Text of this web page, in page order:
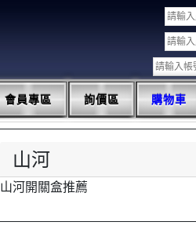
會員專區 詢價區 購物車
山河
山河開關盒推薦